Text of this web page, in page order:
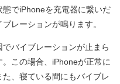
でiPhoneを充電器に繋いだ
レーションが鳴ります。
バイブレーションが止まら
この場合、iPhoneが正常に
、寝ている間にもバイブレ